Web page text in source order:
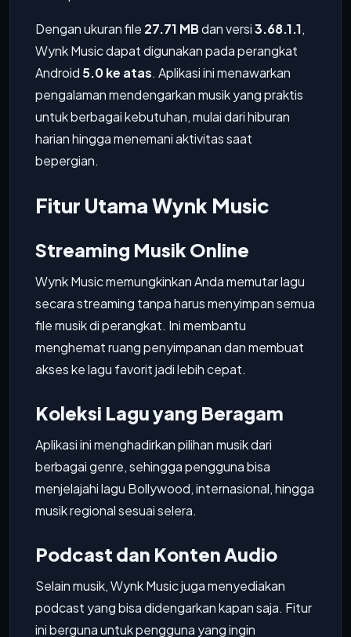
Dengan ukuran file 27.71 MBdan versi3.68.1.1,
Wynk Music dapat digunakan pada perangkat
Android 5.0 ke atas. Aplikasi ini menawarkan
pengalaman mendengarkan musik yang praktis
untuk berbagai kebutuhan, mulai dari hiburan
harian hingga menemani aktivitas saat
bepergian.
Fitur Utama Wynk Music
Streaming Musik Online
Wynk Music memungkinkan Anda memutar lagu
secara streaming tanpa harus menyimpan semua
file musik di perangkat. Ini membantu
menghemat ruang penyimpanan dan membuat
akses ke lagu favorit jadi lebih cepat.
Koleksi Lagu yang Beragam
Aplikasi ini menghadirkan pilihan musik dari
berbagai genre, sehingga pengguna bisa
menjelajahi lagu Bollywood, internasional, hingga
musik regional sesuai selera.
Podcast dan Konten Audio
Selain musik, Wynk Music juga menyediakan
podcast yang bisa didengarkan kapan saja. Fitur
ini berguna untuk pengguna yang ingin